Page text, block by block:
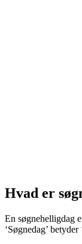
Hvad er
En søgnehelligdag
‘Søgnedag’